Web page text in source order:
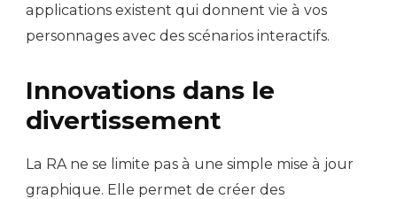
applications existent qui donnent vie à vos
personnages avec des scénarios interactifs.
Innovations dans le
divertissement
La RA ne se limite pas à une simple mise à jour
graphique. Elle permet de créer des